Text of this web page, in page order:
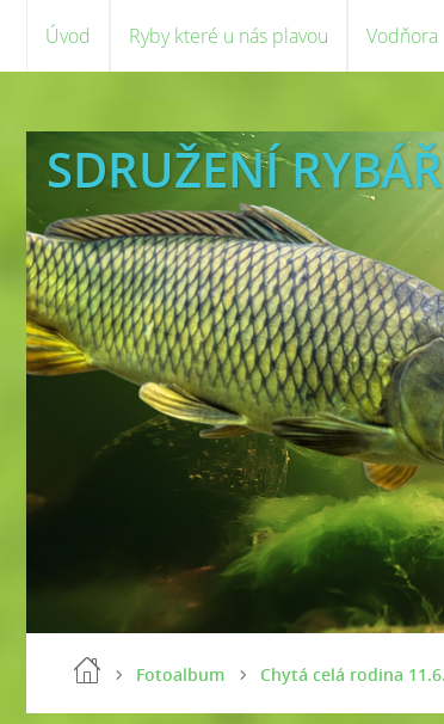
Úvod Ryby které u nás plavou Vodňora
SDRUŽENÍ
Fotoalbum Chytá celá rodina